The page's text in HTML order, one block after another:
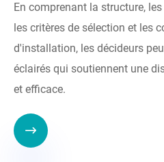
En comprenant la structure,
les critères de sélection et les
d'installation, les décideurs
éclairés qui soutiennent une
et efficace.
